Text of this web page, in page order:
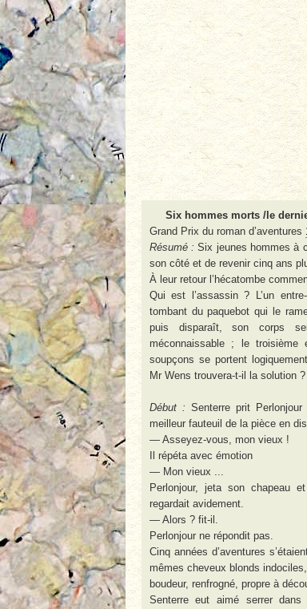
Six hommes morts /le
Grand Prix du roman d’aventures
Résumé : Six jeunes hommes à
son côté et de revenir cinq ans
À leur retour l’hécatombe
Qui est l’assassin ? L’un
tombant du paquebot qui le
puis disparaît, son corps
méconnaissable ; le
soupçons se portent
Mr Wens trouvera-t-il la solution ?
Début : Senterre prit
meilleur fauteuil de la pièce en
— Asseyez-vous, mon vieux !
Il répéta avec émotion
— Mon vieux ...
Perlonjour, jeta son chapeau
regardait avidement.
— Alors ? fit-il.
Perlonjour ne répondit pas.
Cinq années d’aventures
mêmes cheveux blonds
boudeur, renfrogné, propre à
Senterre eut aimé serrer